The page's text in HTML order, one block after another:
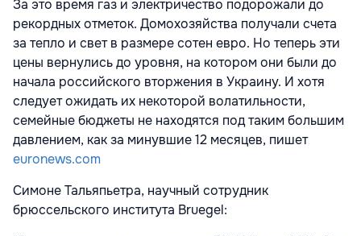
За это время газ и электричество подорожали до
рекордных отметок. Домохозяйства получали счета
за тепло и свет в размере сотен евро. Но теперь эти
цены вернулись до уровня, на котором они были до
начала российского вторжения в Украину. И хотя
следует ожидать их некоторой волатильности,
семейные бюджеты не находятся под таким большим
давлением, как за минувшие 12 месяцев, пишет
euronews.com
Симоне Тальяпьетра, научный сотрудник
брюссельского института Bruegel: